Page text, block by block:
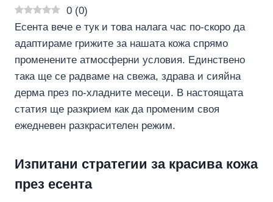
0 (0)
Есента вече е тук и това налага час по-скоро да
адаптираме грижите за нашата кожа спрямо
променените атмосферни условия. Единствено
така ще се радваме на свежа, здрава и сияйна
дерма през по-хладните месеци. В настоящата
статия ще разкрием как да променим своя
ежедневен разкрасителен режим.
Изпитани стратегии за красива кожа
през есента